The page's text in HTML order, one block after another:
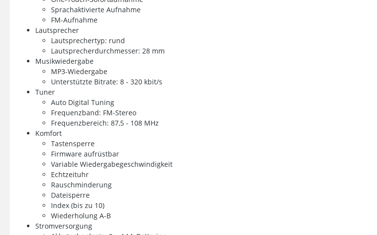
Sprachaktivierte Aufnahme
FM-Aufnahme
Lautsprecher
Lautsprechertyp: rund
Lautsprecherdurchmesser: 28 mm
Musikwiedergabe
MP3-Wiedergabe
Unterstützte Bitrate: 8 - 320 kbit/s
Tuner
Auto Digital Tuning
Frequenzband: FM-Stereo
Frequenzbereich: 87,5 - 108 MHz
Komfort
Tastensperre
Firmware aufrüstbar
Variable Wiedergabegeschwindigkeit
Echtzeituhr
Rauschminderung
Dateisperre
Index (bis zu 10)
Wiederholung A-B
Stromversorgung